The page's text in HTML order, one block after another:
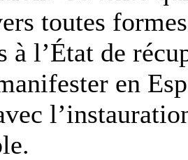
toutes
à l’État de
en